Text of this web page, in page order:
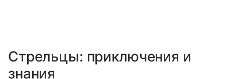
Стрельцы: приключения и
знания